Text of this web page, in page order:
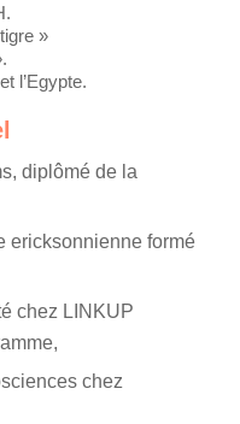
»
l’Egypte.
diplômé de la
ericksonnienne formé
chez LINKUP
chez